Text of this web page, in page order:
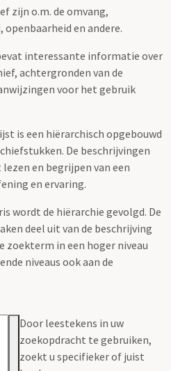
zijn o.m. de omvang,
en andere.
interessante informatie over
achtergronden van de
voor het gebruik
is een hiërarchisch opgebouwd
De beschrijvingen
en begrijpen van een
en ervaring.
wordt de hiërarchie gevolgd. De
deel uit van de beschrijving
zoekterm in een hoger niveau
niveaus ook aan de
Door leestekens in uw
zoekopdracht te gebruiken,
zoekt u specifieker of juist